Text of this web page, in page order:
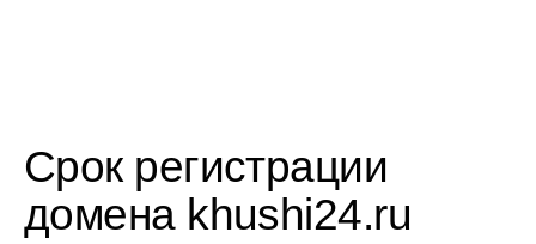
Срок регистрации
домена khushi24.ru